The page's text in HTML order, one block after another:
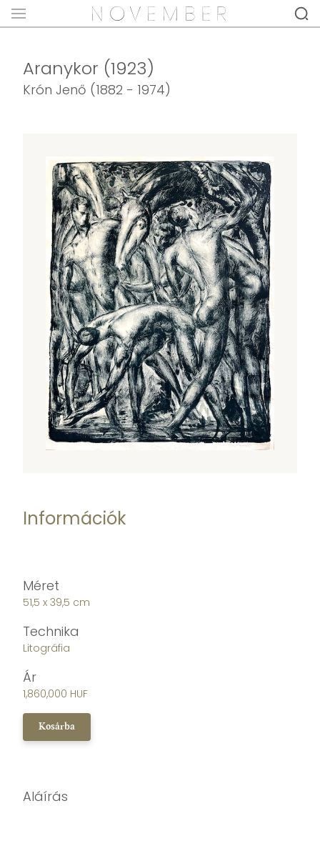
Aranykor (1923)
Krón Jenő (1882 - 1974)
Információk
Méret
51,5 x 39,5 cm
Technika
Litográfia
Ár
1,860,000 HUF
Kosárba
Aláírás